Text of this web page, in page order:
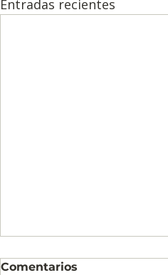
Entradas recientes
Comentarios